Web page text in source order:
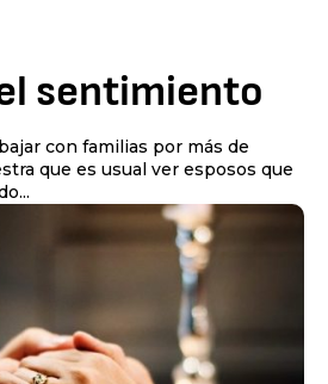
sentimiento
con familias por más de
que es usual ver esposos que